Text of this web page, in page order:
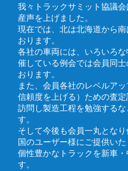
我々トラックサミット協議
産声を上げました。
現在では、北は北海道から
おります。
各社の車両には、いろいろ
催している例会では会員同
おります。
また、会員各社のレベルア
信頼度を上げる）ための査
訪問し製造工程を勉強する
す。
そして今後も会員一丸とな
国のユーザー様にご提供いた
個性豊かなトラックを新車
す。